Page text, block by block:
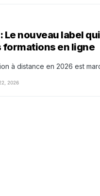
Le nouveau label
formations en ligne
à distance en 2026 est
2026